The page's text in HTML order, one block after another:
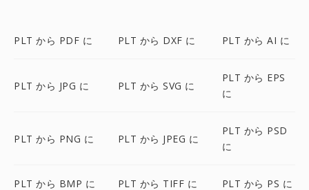
PLT から PDF に PLT から DXF に PLT から AI に
PLT から JPG に PLT から SVG に
PLT から EPS
に
PLT から PNG に PLT から JPEG に
PLT から PSD
に
PLT から BMP に PLT から TIFF に PLT から PS に